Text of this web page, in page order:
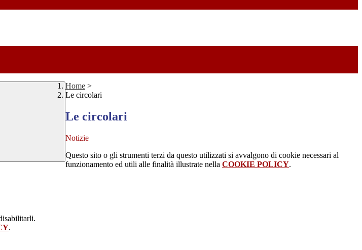
Home >
Le circolari
Le circolari
Notizie
Questo sito o gli strumenti terzi da questo utilizzati si avvalgono di cookie necessari al
funzionamento ed utili alle finalità illustrate nella COOKIE POLICY.
.